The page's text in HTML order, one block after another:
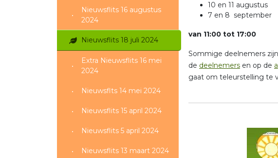
Nieuwsflits 16 augustus
2024
Nieuwsflits 18 juli 2024
Extra Nieuwsflits 16 mei
2024
Nieuwsflts 14 mei 2024
Nieuwsflits 15 april 2024
Nieuwsflits 5 april 2024
Nieuwsflits 13 maart 2024
10 en 11 augustus
7 en 8 september
van 11:00 tot 17:00
Sommige deelnemers
de deelnemers en op de
gaat om teleurstelling te